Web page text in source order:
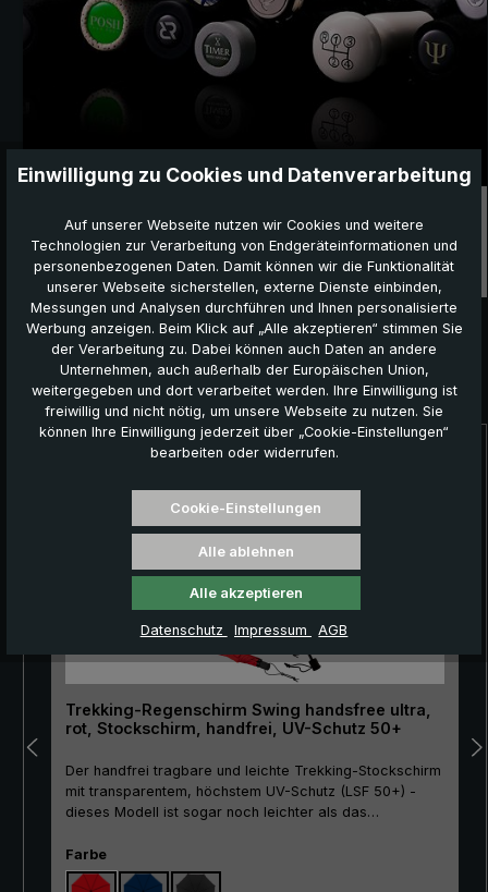
Promotion
NEU bei EuroSCHIRM:
Produktgalerie überspringen
Trekking-Regenschirm Swing handsfree ultra,
rot, Stockschirm, handfrei, UV-Schutz 50+
Der handfrei tragbare und leichte Trekking-Stockschirm
mit transparentem, höchstem UV-Schutz (LSF 50+) -
dieses Modell ist sogar noch leichter als das
Stockschirm "Swing handsfree ultra" ist eine innovative
Lösung für alle, die gerne in der Natur unterwegs sind,
Farbeauswählen
Einwilligung zu Cookies und Datenverarbeitung
Auf unserer Webseite nutzen wir Cookies und weitere
Technologien zur Verarbeitung von Endgeräteinformationen und
personenbezogenen Daten. Damit können wir die Funktionalität
unserer Webseite sicherstellen, externe Dienste einbinden,
Messungen und Analysen durchführen und Ihnen personalisierte
Werbung anzeigen. Beim Klick auf „Alle akzeptieren“ stimmen Sie
der Verarbeitung zu. Dabei können auch Daten an andere
Unternehmen, auch außerhalb der Europäischen Union,
weitergegeben und dort verarbeitet werden. Ihre Einwilligung ist
freiwillig und nicht nötig, um unsere Webseite zu nutzen. Sie
können Ihre Einwilligung jederzeit über „Cookie-Einstellungen“
bearbeiten oder widerrufen.
Cookie-Einstellungen
Alle ablehnen
Alle akzeptieren
Datenschutz Impressum AGB